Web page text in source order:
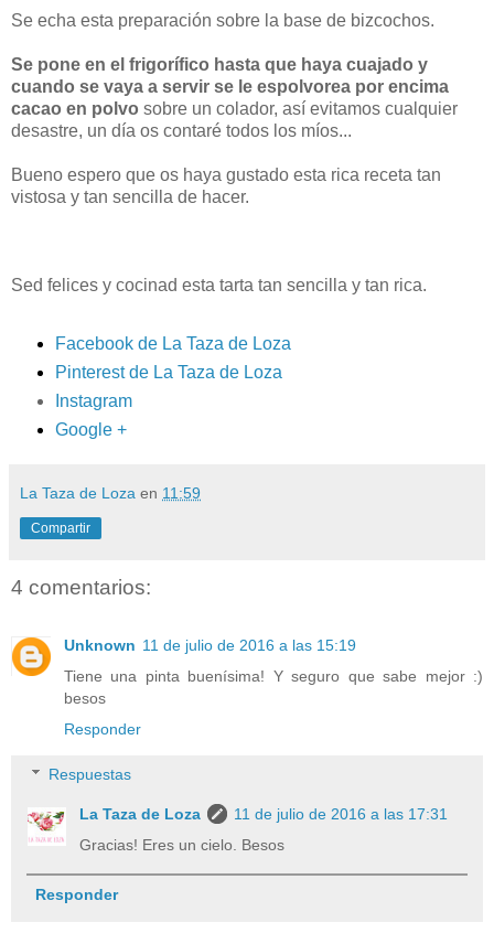
Se echa esta preparación sobre la base de bizcochos.
Se pone en el frigorífico hasta que haya cuajado y
cuando se vaya a servir se le espolvorea por encima
cacao en polvo sobre un colador, así evitamos cualquier
desastre, un día os contaré todos los míos...
Bueno espero que os haya gustado esta rica receta tan
vistosa y tan sencilla de hacer.
Sed felices y cocinad esta tarta tan sencilla y tan rica.
Facebook de La Taza de Loza
Pinterest de La Taza de Loza
Instagram
Google +
La Taza de Loza en 11:59
Compartir
4 comentarios:
Unknown 11 de julio de 2016 a las 15:19
Tiene una pinta buenísima! Y seguro que sabe mejor :)
besos
Responder
Respuestas
La Taza de Loza
11 de julio de 2016 a las 17:31
Gracias! Eres un cielo. Besos
Responder